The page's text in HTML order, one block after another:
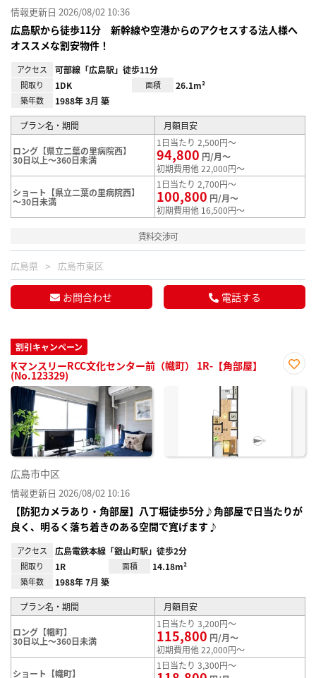
情報更新日 2026/08/02 10:36
広島駅から徒歩11分 新幹線や空港からのアクセスする法人様へ
オススメな割安物件！
アクセス 可部線「広島駅」徒歩11分
間取り 1DK 面積 26.1m²
築年数 1988年 3月 築
プラン名・期間 月額目安
ロング【県立二葉の里病院西】
30日以上～360日未満
1日当たり 2,500円～
94,800 円/月～
初期費用他 22,000円～
ショート【県立二葉の里病院西】
～30日未満
1日当たり 2,700円～
100,800 円/月～
初期費用他 16,500円～
賃料交渉可
広島県 広島市東区
お問合わせ 電話する
割引キャンペーン
KマンスリーRCC文化センター前（幟町） 1R-【角部屋】
(No.123329)
に入
広島市中区
情報更新日 2026/08/02 10:16
【防犯カメラあり・角部屋】八丁堀徒歩5分♪角部屋で日当たりが
良く、明るく落ち着きのある空間で寛げます♪
アクセス 広島電鉄本線「銀山町駅」徒歩2分
間取り 1R 面積 14.18m²
築年数 1988年 7月 築
プラン名・期間 月額目安
ロング【幟町】
30日以上～360日未満
1日当たり 3,200円～
115,800 円/月～
初期費用他 22,000円～
ショート【幟町】
1日当たり 3,300円～